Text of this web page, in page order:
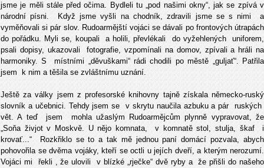
jsme je měli stále před očima. Bydleli tu „pod našimi okny“, jak se zpívá v
národní písni. Když jsme vyšli na chodník, zdravili jsme se s nimi a
vyměňovali si pár slov. Rudoarmějští vojáci se dávali po frontových útrapách
do pořádku. Myli se, koupali a holili, převlékali do vyžehlených uniforem,
psali dopisy, ukazovali fotografie, vzpomínali na domov, zpívali a hráli na
harmoniky. S místními „děvuškami“ rádi chodili po městě „guljať“. Patřila
jsem k nim a těšila se zvláštnímu uznání.
Ještě za války jsem z profesorské knihovny tajně získala německo-ruský
slovník a učebnici. Tehdy jsem se v skrytu naučila azbuku a pár ruských
vět. A teď jsem mohla užaslým Rudoarmějcům plynně vypravovat, že
„Soňa živjot v Moskvě. U nějo komnata, v komnatě stol, stulja, škaf i
krovať...“ Rozkřiklo se to a tak mě jednou paní domácí pozvala, abych
pohovořila se dvěma vojáky, kteří se octli u jejích dveří, a kterým nerozumí.
Vojáci mi řekli , že ulovili v blízké „rječke“ dvě ryby a že přišli do našeho